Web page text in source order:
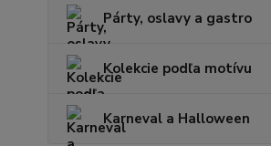
Párty, oslavy a gastro
Kolekcie podľa motívu
Karneval a Halloween